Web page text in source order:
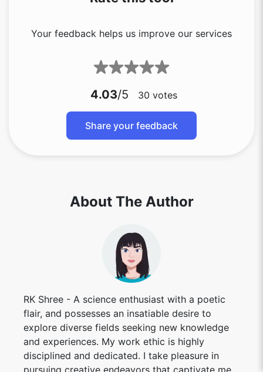
Your feedback helps us improve our services
4.03/5 30 votes
Share your feedback
About The Author
RK Shree - A science enthusiast with a poetic
flair, and possesses an insatiable desire to
explore diverse fields seeking new knowledge
and experiences. My work ethic is highly
disciplined and dedicated. I take pleasure in